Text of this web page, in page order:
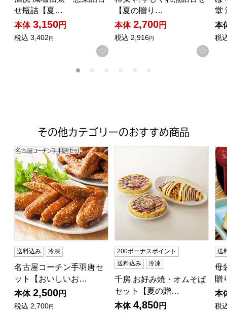
せ瓶詰【夏…
本体 3,150円
税込 3,402円
お気に入りに登録する
【夏の贈り…
本体 2,700円
税込 2,916円
お気
堂
本
税
その他カテゴリーのおすすめ商品
名古屋コーチン手羽唐セット【おいしいお取り寄せ】
送料込み 冷凍
名古屋コーチン手羽唐セ
ット【おいしいお…
本体 2,500円
税込 2,700円
千房 お好み焼・オムそばセ
200ボーナスポイント
送料込み
冷凍
千房 お好み焼・オムそば
セット【夏の贈…
本体 4,850円
母
送
母
贈
本
税